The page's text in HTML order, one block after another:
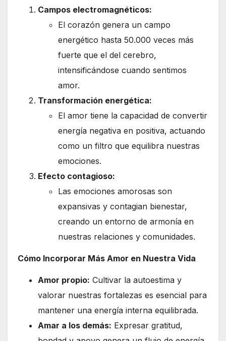
Campos electromagnéticos:
El corazón genera un campo
energético hasta 50.000 veces más
fuerte que el del cerebro,
intensificándose cuando sentimos
amor.
Transformación energética:
El amor tiene la capacidad de convertir
energía negativa en positiva, actuando
como un filtro que equilibra nuestras
emociones.
Efecto contagioso:
Las emociones amorosas son
expansivas y contagian bienestar,
creando un entorno de armonía en
nuestras relaciones y comunidades.
Cómo Incorporar Más Amor en Nuestra Vida
Amor propio: Cultivar la autoestima y
valorar nuestras fortalezas es esencial para
mantener una energía interna equilibrada.
Amar a los demás: Expresar gratitud,